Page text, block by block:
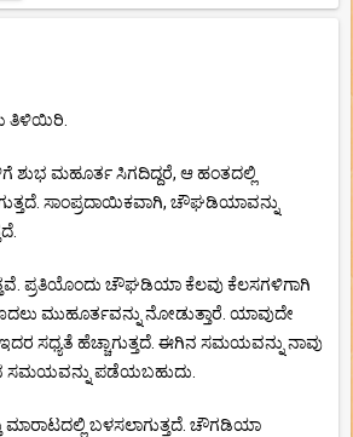
ತಿಳಿಯಿರಿ.
ಶುಭ ಮಹೂರ್ತ ಸಿಗದಿದ್ದರೆ, ಆ ಹಂತದಲ್ಲಿ
ಸಾಂಪ್ರದಾಯಿಕವಾಗಿ, ಚೌಘಡಿಯಾವನ್ನು
ಪ್ರತಿಯೊಂದು ಚೌಘಡಿಯಾ ಕೆಲವು ಕೆಲಸಗಳಿಗಾಗಿ
ಮುಹೂರ್ತವನ್ನು ನೋಡುತ್ತಾರೆ. ಯಾವುದೇ
ಸಧ್ಯತೆ ಹೆಚ್ಚಾಗುತ್ತದೆ. ಈಗಿನ ಸಮಯವನ್ನು ನಾವು
ಸಮಯವನ್ನು ಪಡೆಯಬಹುದು.
ಮಾರಾಟದಲ್ಲಿ ಬಳಸಲಾಗುತ್ತದೆ. ಚೌಗಡಿಯಾ